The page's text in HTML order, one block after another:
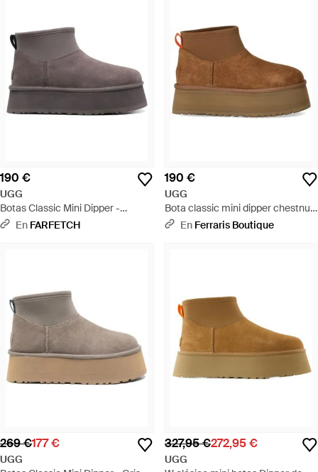
190 €
UGG
Botas Classic Mini Dipper -
Marrón
En FARFETCH
190 €
UGG
Bota classic mini dipper chestnut
- Marrón
En Ferraris Boutique
269 €177 €
UGG
327,95 €272,95 €
UGG